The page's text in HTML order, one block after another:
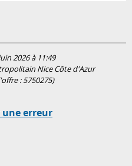
2026 à 11:49
Nice Côte d'Azur
:5750275)
une erreur